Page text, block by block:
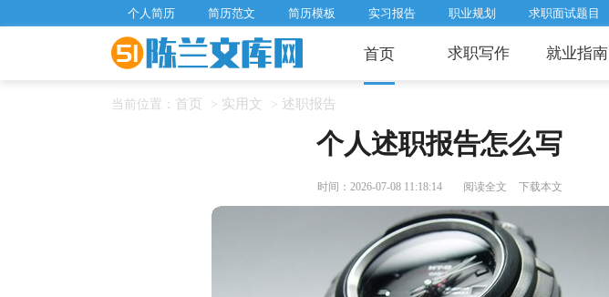
个人简历 简历范文 简历模板 实习报告 职业规划 求职面试题目
首页 求职写作 就业指南
当前位置： 首页 > 实用文 > 述职报告
个人述职报告怎么写
时间：2026-07-08 11:18:14 阅读全文 下载本文